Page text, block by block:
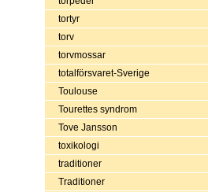
tortyr
torv
torvmossar
totalförsvaret-Sverige
Toulouse
Tourettes syndrom
Tove Jansson
toxikologi
traditioner
Traditioner